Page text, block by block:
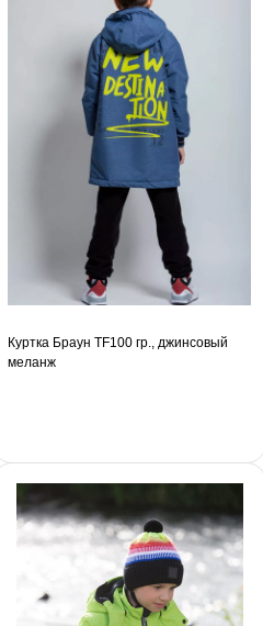
Куртка Браун TF100 гр., джинсовый
меланж